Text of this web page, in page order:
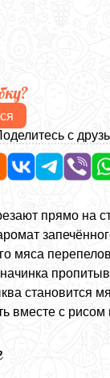
с
прямо на
мяса
становится
вместе с